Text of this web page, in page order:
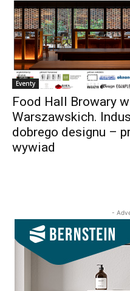
Eventy
Food Hall Browary
Warszawskich.
dobrego designu –
wywiad
-